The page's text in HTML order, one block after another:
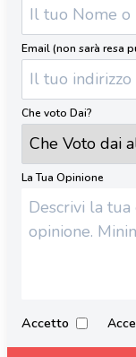
Email (non sarà resa
Che voto Dai?
La Tua Opinione
Accetto